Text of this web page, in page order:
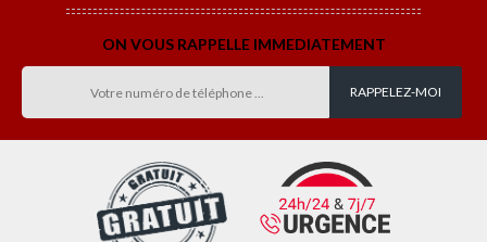
ON VOUS RAPPELLE IMMEDIATEMENT